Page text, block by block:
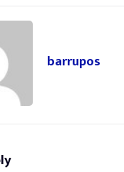
barrupos